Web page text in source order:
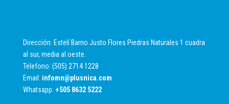
Dirección: Estelí Barrio Justo Flores Piedras Naturales 1 cuadra
al sur, media al oeste.
Telefono: (505) 2714 1228
Email: infomn@plusnica.com
Whatsapp: +505 8632 5222